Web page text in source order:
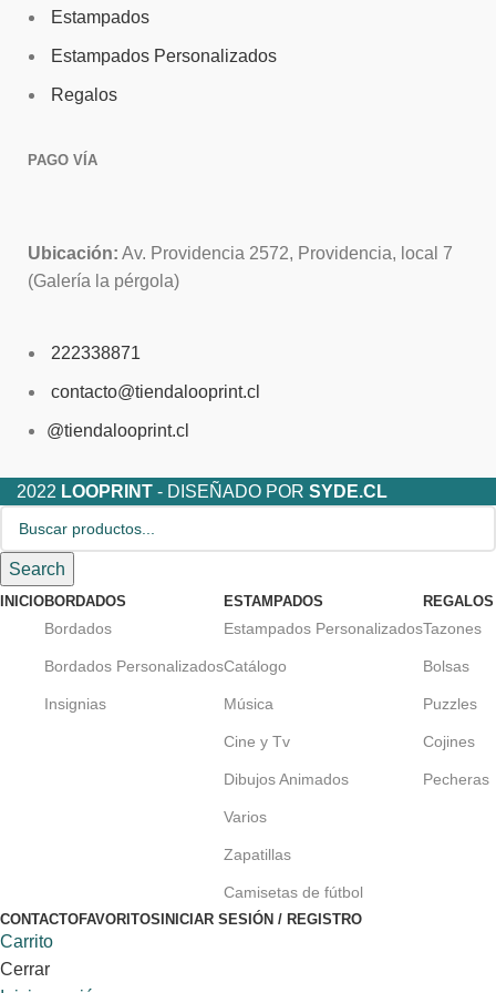
Banner content text
Estampados
Estampados Personalizados
Regalos
PAGO VÍA
Ubicación: Av. Providencia 2572, Providencia, local 7
(Galería la pérgola)
222338871
contacto@tiendalooprint.cl
@tiendalooprint.cl
2022 LOOPRINT - DISEÑADO POR SYDE.CL
Search
INICIOBORDADOS
Bordados
Bordados Personalizados
Insignias
ESTAMPADOS
Estampados Personalizados
Catálogo
Música
Cine y Tv
Dibujos Animados
Varios
Zapatillas
Camisetas de fútbol
REGALOS
Tazones
Bolsas
Puzzles
Cojines
Pecheras
CONTACTOFAVORITOS INICIAR SESIÓN / REGISTRO
Carrito
Cerrar